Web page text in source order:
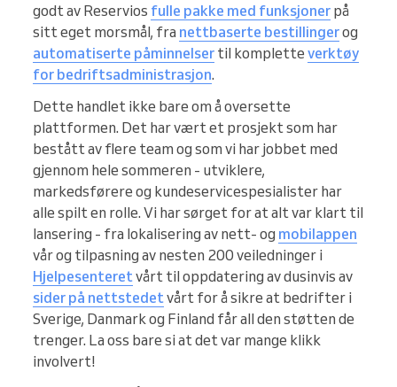
godt av Reservios fulle pakke med funksjoner på
sitt eget morsmål, fra nettbaserte bestillingerog
automatiserte påminnelser til komplette verktøy
for bedriftsadministrasjon.
Dette handlet ikke bare om å oversette
plattformen. Det har vært et prosjekt som har
bestått av flere team og som vi har jobbet med
gjennom hele sommeren - utviklere,
markedsførere og kundeservicespesialister har
alle spilt en rolle. Vi har sørget for at alt var klart til
lansering - fra lokalisering av nett- og mobilappen
vår og tilpasning av nesten 200 veiledninger i
Hjelpesenteretvårt til oppdatering av dusinvis av
sider på nettstedetvårt for å sikre at bedrifter i
Sverige, Danmark og Finland får all den støtten de
trenger. La oss bare si at det var mange klikk
involvert!